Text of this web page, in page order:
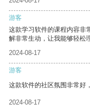
游客
这款学习软件的课程内容非
解非常生动，让我能够轻松
2024-08-17
游客
这款软件的社区氛围非常好
2024-08-17